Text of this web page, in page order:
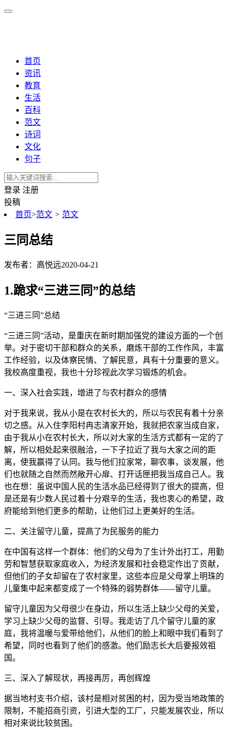
首页
资讯
教育
生活
百科
范文
诗词
文化
句子
登录 注册
投稿
首页>范文 > 范文
三同总结
发布者：高悦远2020-04-21
1.跪求“三进三同”的总结
“三进三同”总结
“三进三同”活动，是重庆在新时期加强党的建设方面的一个创
举。对于密切干部和群众的关系，磨炼干部的工作作风，丰富
工作经验，以及体察民情、了解民意，具有十分重要的意义。
我校高度重视，我也十分珍视此次学习锻炼的机会。
一、深入社会实践，增进了与农村群众的感情
对于我来说，我从小是在农村长大的，所以与农民有着十分亲
切之感。从入住李阳村冉志清家开始，我就把农家当成自家，
由于我从小在农村长大，所以对大家的生活方式都有一定的了
解，所以相处起来很融洽，一下子拉近了我与大家之间的距
离，使我赢得了认同。我与他们拉家常，聊农事，谈发展，他
们也就随之自然而然敞开心扉、打开话匣把我当成自己人。我
也在想：虽说中国人民的生活水品已经得到了很大的提高，但
是还是有少数人民过着十分艰辛的生活，我也衷心的希望，政
府能给到他们更多的帮助，让他们过上更美好的生活。
二、关注留守儿童，提高了为民服务的能力
在中国有这样一个群体：他们的父母为了生计外出打工，用勤
劳和智慧获取家庭收入，为经济发展和社会稳定作出了贡献，
但他们的子女却留在了农村家里，这些本应是父母掌上明珠的
儿童集中起来都变成了一个特殊的弱势群体——留守儿童。
留守儿童因为父母很少在身边，所以生活上缺少父母的关爱，
学习上缺少父母的监督、引导。我走访了几个留守儿童的家
庭，我将温暖与爱带给他们，从他们的脸上和眼中我们看到了
希望，同时也看到了他们的感激。他们励志长大后要报效祖
国。
三、深入了解现状，再接再厉，再创辉煌
据当地村支书介绍，该村是相对贫困的村，因为受当地政策的
限制，不能招商引资，引进大型的工厂，只能发展农业，所以
相对来说比较贫困。